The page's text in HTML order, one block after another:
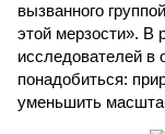
вызванного
этой мерзости». В
исследователей в
понадобиться:
уменьшить